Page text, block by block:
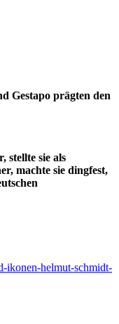
Gestapo prägten den
stellte sie als
machte sie dingfest,
ikonen-helmut-schmidt-